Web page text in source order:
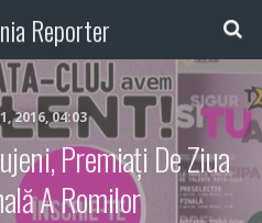
Reporter
2016, 04:03
Premiați De Ziua
A Romilor